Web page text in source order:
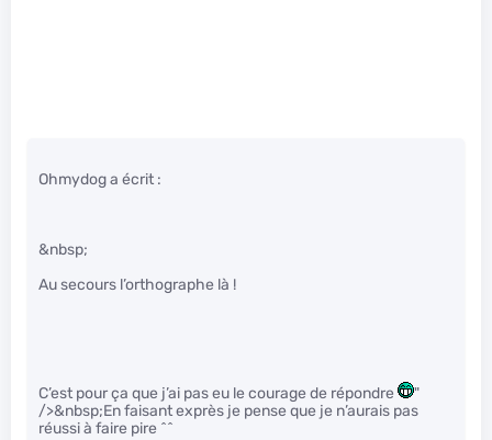
Ohmydog a écrit :
&nbsp;
Au secours l’orthographe là !
C’est pour ça que j’ai pas eu le courage de répondre
"
/>&nbsp;En faisant exprès je pense que je n’aurais pas
réussi à faire pire ^^